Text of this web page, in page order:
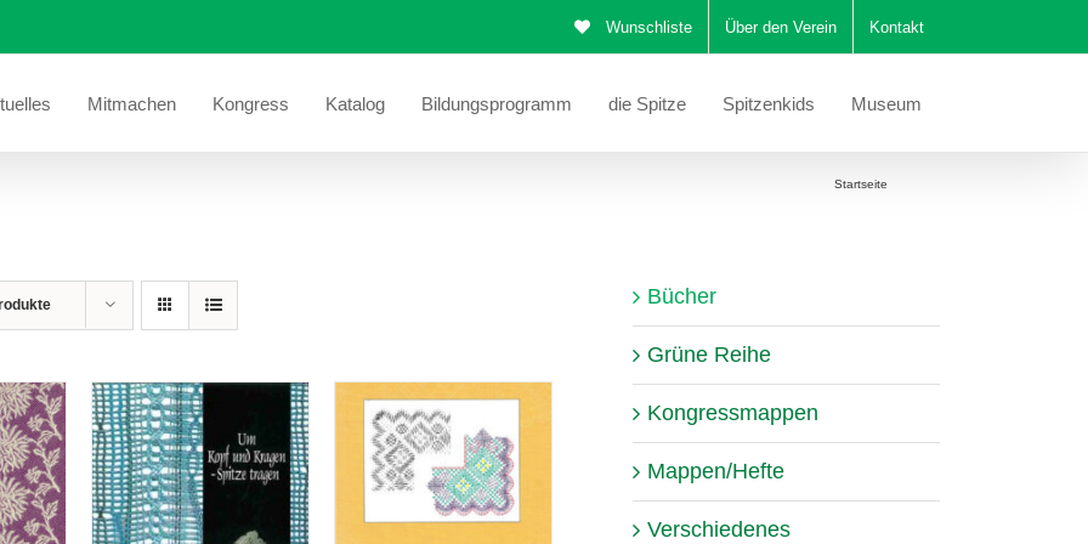
Wunschliste Über den Verein Kontakt
Mitmachen Kongress Katalog Bildungsprogramm die Spitze Spitzenkids Museum
Startseite
Bücher
Grüne Reihe
Kongressmappen
Mappen/Hefte
Verschiedenes